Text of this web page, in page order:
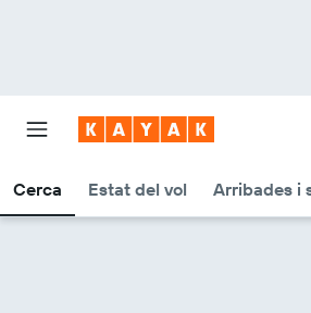
Cerca Estat del vol Arribades i